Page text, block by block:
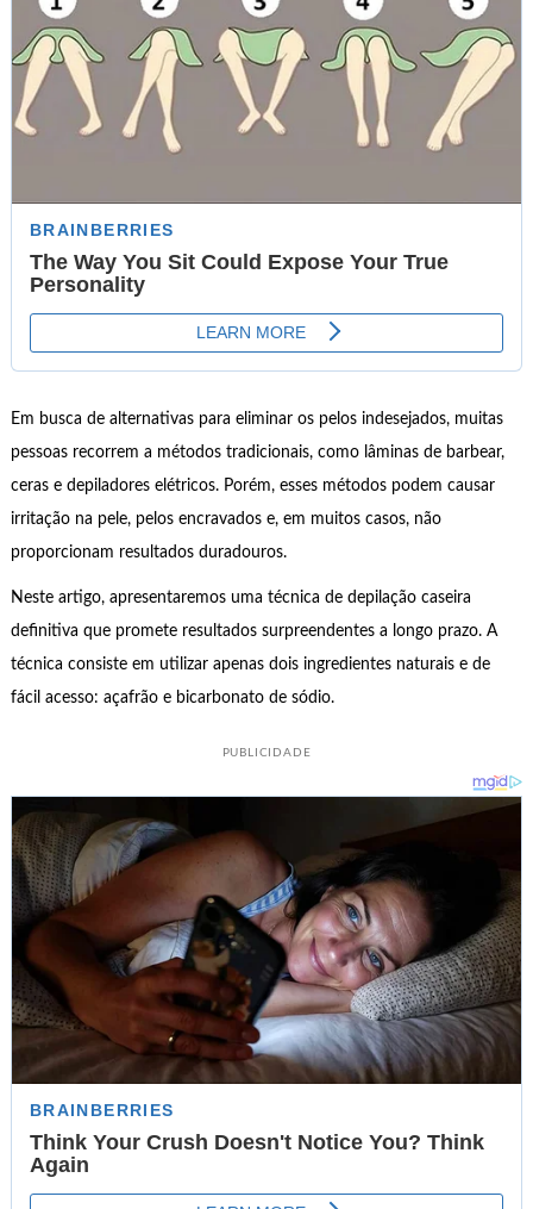
Em busca de alternativas para eliminar os pelos indesejados, muitas
pessoas recorrem a métodos tradicionais, como lâminas de barbear,
ceras e depiladores elétricos. Porém, esses métodos podem causar
irritação na pele, pelos encravados e, em muitos casos, não
proporcionam resultados duradouros.
Neste artigo, apresentaremos uma técnica de depilação caseira
definitiva que promete resultados surpreendentes a longo prazo. A
técnica consiste em utilizar apenas dois ingredientes naturais e de
fácil acesso: açafrão e bicarbonato de sódio.
PUBLICIDADE